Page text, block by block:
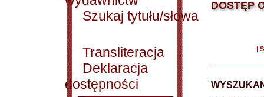
Szukaj tytułu/słowa
Transliteracja
Deklaracja
dostępności
DOSTĘP
|